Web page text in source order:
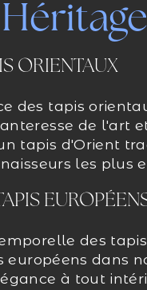
ORIENTAUX
des tapis
de l'art
tapis d'Orient
les plus
des
européens dans
à tout